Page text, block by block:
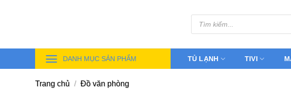
Tìm
kiếm
sản
DANH MỤC SẢN PHẨM TỦ LẠNH TIVI
Trang chủ / Đồ văn phòng